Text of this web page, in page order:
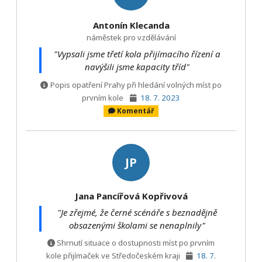
Antonín Klecanda
náměstek pro vzdělávání
"Vypsali jsme třetí kola přijímacího řízení a
navýšili jsme kapacity tříd"
Popis opatření Prahy při hledání volných míst po
prvním kole
18. 7. 2023
Komentář
JP
Jana Pancířová Kopřivová
"Je zřejmé, že černé scénáře s beznadějně
obsazenými školami se nenaplnily"
Shrnutí situace o dostupnosti míst po prvním
kole přijímaček ve Středočeském kraji
18. 7.